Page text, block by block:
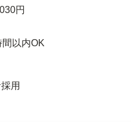
円
間以内OK
用